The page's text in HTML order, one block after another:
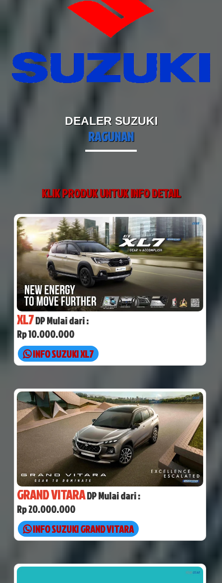
DEALER SUZUKI
RAGUNAN
KLIK PRODUK UNTUK INFO DETAIL
XL7DP Mulai dari :
Rp 10.000.000
INFO SUZUKI XL7
GRAND VITARADP Mulai dari :
Rp 20.000.000
INFO SUZUKI GRAND VITARA